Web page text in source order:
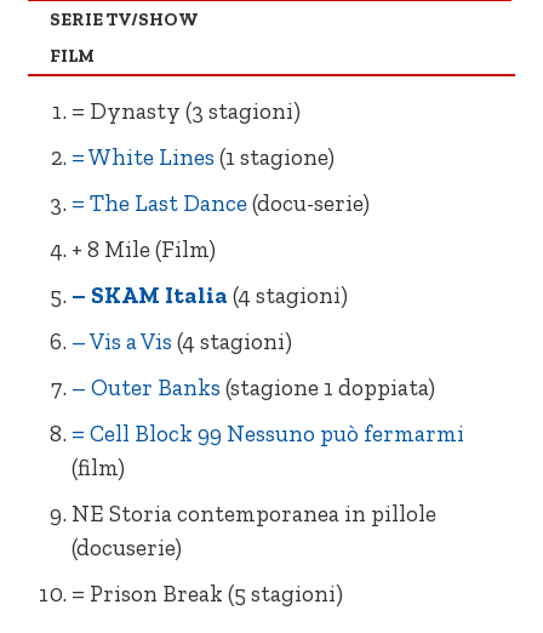
– Prison Break (5 stagioni)
– Non ho mai… (1 stagione)
NE L’altra metà
SERIE TV/SHOW
FILM
= Dynasty (3 stagioni)
= White Lines (1 stagione)
= The Last Dance(docu-serie)
+ 8 Mile (Film)
– SKAM Italia (4 stagioni)
– Vis a Vis (4 stagioni)
– Outer Banks (stagione 1 doppiata)
= Cell Block 99 Nessuno può fermarmi
(film)
NE Storia contemporanea in pillole
(docuserie)
= Prison Break (5 stagioni)